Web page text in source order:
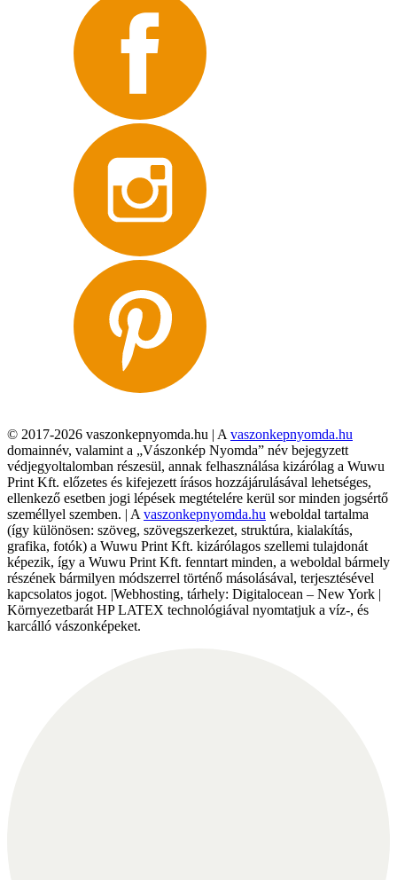
© 2017-2026 vaszonkepnyomda.hu | A vaszonkepnyomda.hu
domainnév, valamint a „Vászonkép Nyomda” név bejegyzett
védjegyoltalomban részesül, annak felhasználása kizárólag a Wuwu
Print Kft. előzetes és kifejezett írásos hozzájárulásával lehetséges,
ellenkező esetben jogi lépések megtételére kerül sor minden jogsértő
személlyel szemben. | A vaszonkepnyomda.hu weboldal tartalma
(így különösen: szöveg, szövegszerkezet, struktúra, kialakítás,
grafika, fotók) a Wuwu Print Kft. kizárólagos szellemi tulajdonát
képezik, így a Wuwu Print Kft. fenntart minden, a weboldal bármely
részének bármilyen módszerrel történő másolásával, terjesztésével
kapcsolatos jogot. |Webhosting, tárhely: Digitalocean – New York |
Környezetbarát HP LATEX technológiával nyomtatjuk a víz-, és
karcálló vászonképeket.